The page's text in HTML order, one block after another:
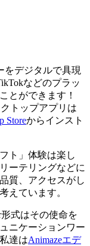
をデジタルで具現
などのプラッ
とができます！
トップアプリは
Storeからインスト
ト」体験は楽し
ーテリングなどに
質、アクセスがし
えています。
式はその使命を
ニケーションワー
達はAnimazeエデ